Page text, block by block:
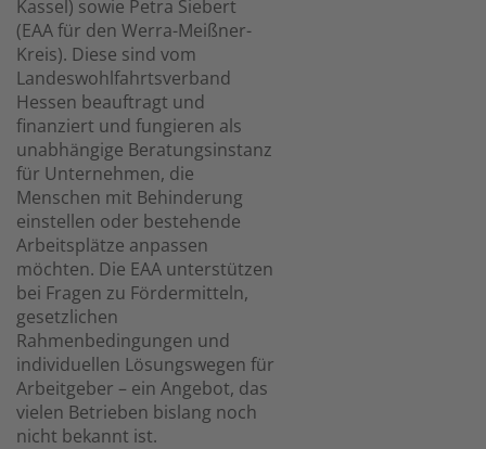
Kassel) sowie Petra Siebert
(EAA für den Werra-Meißner-
Kreis). Diese sind vom
Landeswohlfahrtsverband
Hessen beauftragt und
finanziert und fungieren als
unabhängige Beratungsinstanz
für Unternehmen, die
Menschen mit Behinderung
einstellen oder bestehende
Arbeitsplätze anpassen
möchten. Die EAA unterstützen
bei Fragen zu Fördermitteln,
gesetzlichen
Rahmenbedingungen und
individuellen Lösungswegen für
Arbeitgeber – ein Angebot, das
vielen Betrieben bislang noch
nicht bekannt ist.